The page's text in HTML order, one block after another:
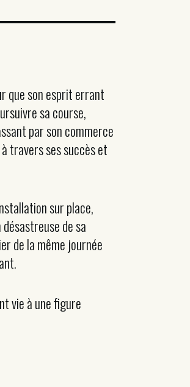
que son esprit errant
sa course,
par son commerce
travers ses succès et
sur place,
de sa
de la même journée
vie à une figure